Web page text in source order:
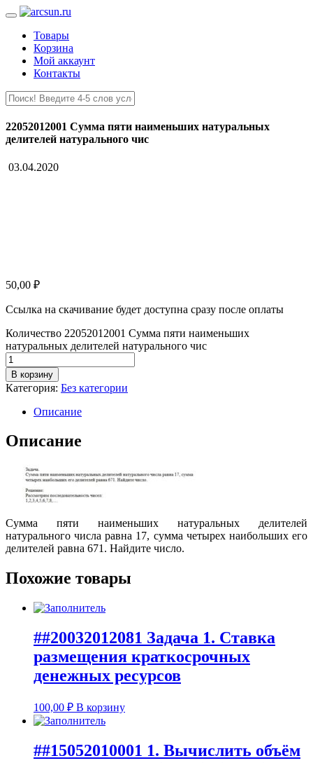
Товары
Корзина
Мой аккаунт
Контакты
22052012001 Сумма пяти наименьших натуральных
делителей натурального чис
03.04.2020
50,00 ₽
Ссылка на скачивание будет доступна сразу после оплаты
Количество 22052012001 Сумма пяти наименьших
натуральных делителей натурального чис
В корзину
Категория: Без категории
Описание
Описание
Сумма пяти наименьших натуральных делителей
натурального числа равна 17, сумма четырех наибольших его
делителей равна 671. Найдите число.
Похожие товары
##20032012081 Задача 1. Ставка
размещения краткосрочных
денежных ресурсов
100,00 ₽ В корзину
##15052010001 1. Вычислить объём